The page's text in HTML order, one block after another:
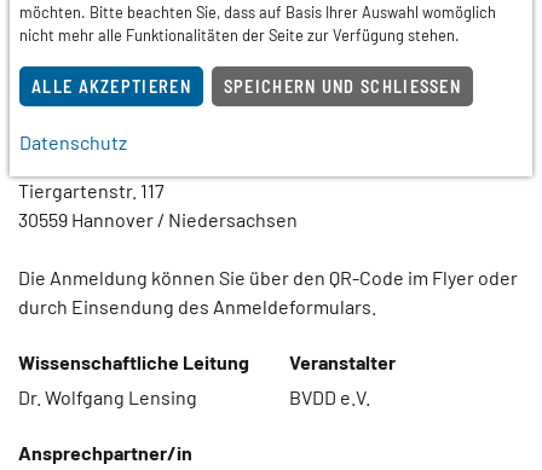
Termin
05.09.2026
Tiergartenstr. 117
30559 Hannover / Niedersachsen
Die Anmeldung können Sie über den QR-Code im Flyer oder
durch Einsendung des Anmeldeformulars.
Wissenschaftliche Leitung
Dr. Wolfgang Lensing
Veranstalter
BVDD e.V.
Ansprechpartner/in
möchten. Bitte beachten Sie, dass auf Basis Ihrer Auswahl womöglich
nicht mehr alle Funktionalitäten der Seite zur Verfügung stehen.
ALLE AKZEPTIEREN SPEICHERN UND SCHLIESSEN
Datenschutz